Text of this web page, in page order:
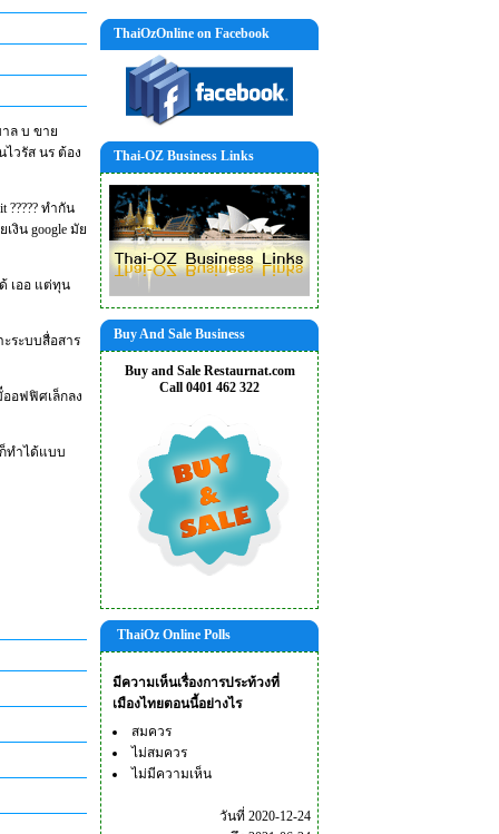
าล บ ขาย
วรัส นร ต้อง
????? ทำกัน
งิน google มัย
เออ แต่ทุน
ระบบสื่อสาร
อฟฟิศเล็กลง
ทำได้แบบ
ThaiOzOnline on Facebook
Thai-OZ Business Links
Buy And Sale Business
Buy and Sale Restaurnat.com
Call 0401 462 322
ThaiOz Online Polls
มีความเห็นเรื่องการประท้วงที่
เมืองไทยตอนนี้อย่างไร
สมควร
ไม่สมควร
ไม่มีความเห็น
วันที่ 2020-12-24